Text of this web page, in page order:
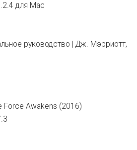
для Mac
руководство | Дж. Мэрриотт,
Force Awakens (2016)